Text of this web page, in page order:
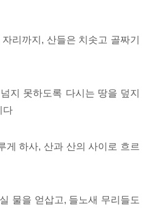
리까지, 산들은 치솟고 골짜기
지 못하도록 다시는 땅을 덮지
다
게 하사, 산과 산의 사이로 흐르
물을 얻삽고, 들노새 무리들도